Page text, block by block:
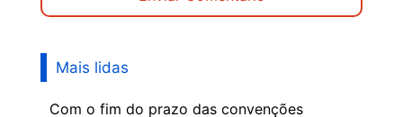
Mais lidas
Com o fim do prazo das convenções